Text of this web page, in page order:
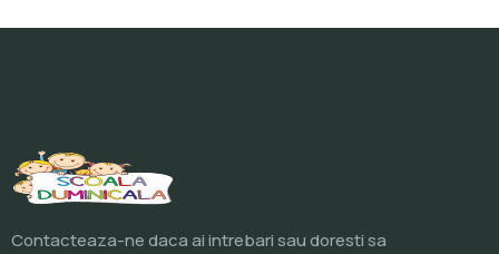
Contacteaza-ne daca ai intrebari sau doresti sa